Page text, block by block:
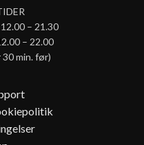
– 21.30
– 22.00
min. før)